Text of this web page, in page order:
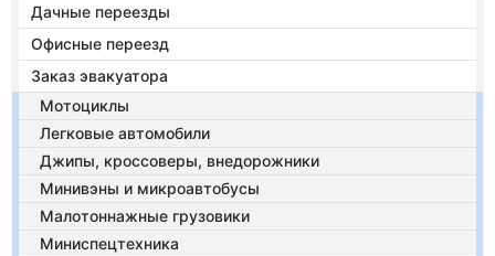
Дачные переезды
Офисные переезд
Заказ эвакуатора
Мотоциклы
Легковые автомобили
Джипы, кроссоверы, внедорожники
Минивэны и микроавтобусы
Малотоннажные грузовики
Миниспецтехника